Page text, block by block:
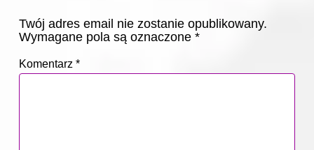
Twój adres email nie zostanie opublikowany.
Wymagane pola są oznaczone *
Komentarz *